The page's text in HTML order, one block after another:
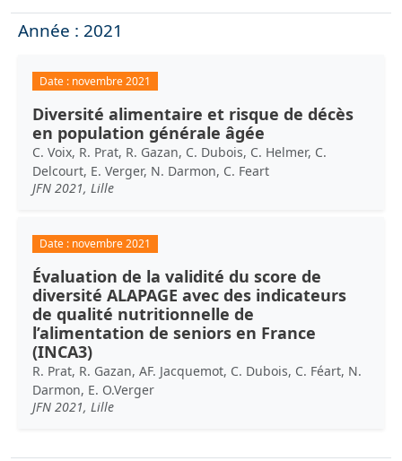
Année : 2021
Date : novembre 2021
Diversité alimentaire et risque de décès
en population générale âgée
C. Voix, R. Prat, R. Gazan, C. Dubois, C. Helmer, C.
Delcourt, E. Verger, N. Darmon, C. Feart
JFN 2021, Lille
Date : novembre 2021
Évaluation de la validité du score de
diversité ALAPAGE avec des indicateurs
de qualité nutritionnelle de
l’alimentation de seniors en France
(INCA3)
R. Prat, R. Gazan, AF. Jacquemot, C. Dubois, C. Féart, N.
Darmon, E. O.Verger
JFN 2021, Lille